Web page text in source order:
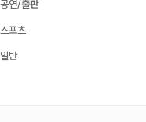
공연/출판
스포츠
일반